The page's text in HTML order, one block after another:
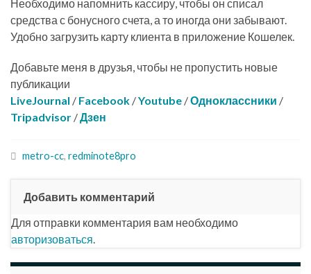
Необходимо напомнить кассиру, чтобы он списал
средства с бонусного счета, а то иногда они забывают.
Удобно загрузить карту клиента в приложение Кошелек.
Добавьте меня в друзья, чтобы не пропустить новые
публикации
LiveJournal / Facebook /Youtube /Одноклассники /
Tripadvisor / Дзен
metro-cc, redminote8pro
Добавить комментарий
Для отправки комментария вам необходимо
авторизоваться